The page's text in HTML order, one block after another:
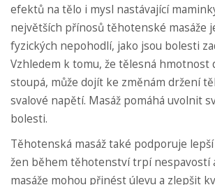
efektů na tělo i mysl nastávající
největších přínosů těhotenské masáže
fyzických nepohodlí, jako jsou bolesti
Vzhledem k tomu, že tělesná hmotnost
stoupá, může dojít ke změnám držení
svalové napětí. Masáž pomáhá uvolnit
bolesti.
Těhotenská masáž také podporuje
žen během těhotenství trpí nespavostí
masáže mohou přinést úlevu a zlepšit